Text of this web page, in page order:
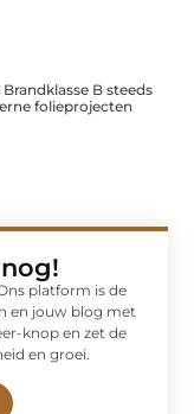
B steeds
folieprojecten
platform is de
en jouw blog met
knop en zet de
en groei.